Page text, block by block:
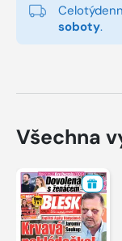
soboty.
Všechna